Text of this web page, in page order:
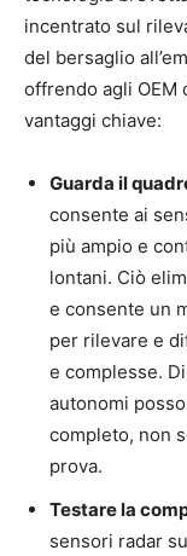
incentrato sul
del bersaglio
offrendo agli
vantaggi chiave:
Guarda il
consente ai
più ampio e
lontani. Ciò
e consente un
per rilevare e
e complesse.
autonomi
completo, non
prova.
Testare la
sensori radar